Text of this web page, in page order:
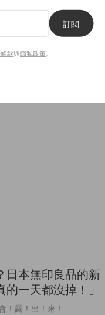
樣的關係？
意義？
日本無印良品的新
一天都沒掉！」
！露！出！來！
訂閱
款與隱私政策